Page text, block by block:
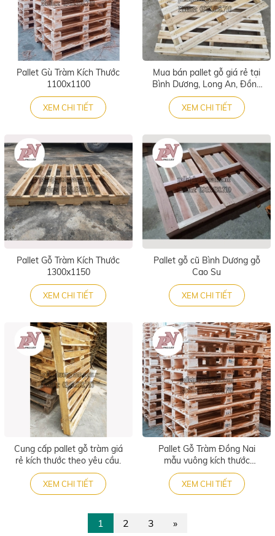
Pallet Gù Tràm Kích Thước
1100x1100
XEM CHI TIẾT
Mua bán pallet gỗ giá rẻ tại
Bình Dương, Long An, Đồng
Nai
XEM CHI TIẾT
Pallet Gỗ Tràm Kích Thước
1300x1150
XEM CHI TIẾT
Pallet gỗ cũ Bình Dương gỗ
Cao Su
XEM CHI TIẾT
Cung cấp pallet gỗ tràm giá
rẻ kích thước theo yêu cầu.
XEM CHI TIẾT
Pallet Gỗ Tràm Đồng Nai
mẫu vuông kích thước
1150x1150
XEM CHI TIẾT
1 2 3 »